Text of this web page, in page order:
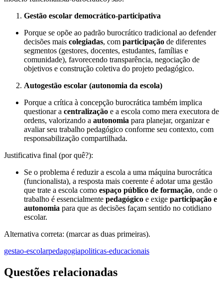
Gestão escolar democrático-participativa
Porque se opõe ao padrão burocrático tradicional ao defender
decisões mais colegiadas, com participação de diferentes
segmentos (gestores, docentes, estudantes, famílias e
comunidade), favorecendo transparência, negociação de
objetivos e construção coletiva do projeto pedagógico.
Autogestão escolar (autonomia da escola)
Porque a crítica à concepção burocrática também implica
questionar a centralização e a escola como mera executora de
ordens, valorizando a autonomia para planejar, organizar e
avaliar seu trabalho pedagógico conforme seu contexto, com
responsabilização compartilhada.
Justificativa final (por quê?):
Se o problema é reduzir a escola a uma máquina burocrática
(funcionalista), a resposta mais coerente é adotar uma gestão
que trate a escola como espaço público de formação, onde o
trabalho é essencialmente pedagógico e exige participação e
autonomia para que as decisões façam sentido no cotidiano
escolar.
Alternativa correta: (marcar as duas primeiras).
gestao-escolarpedagogiapoliticas-educacionais
Questões relacionadas